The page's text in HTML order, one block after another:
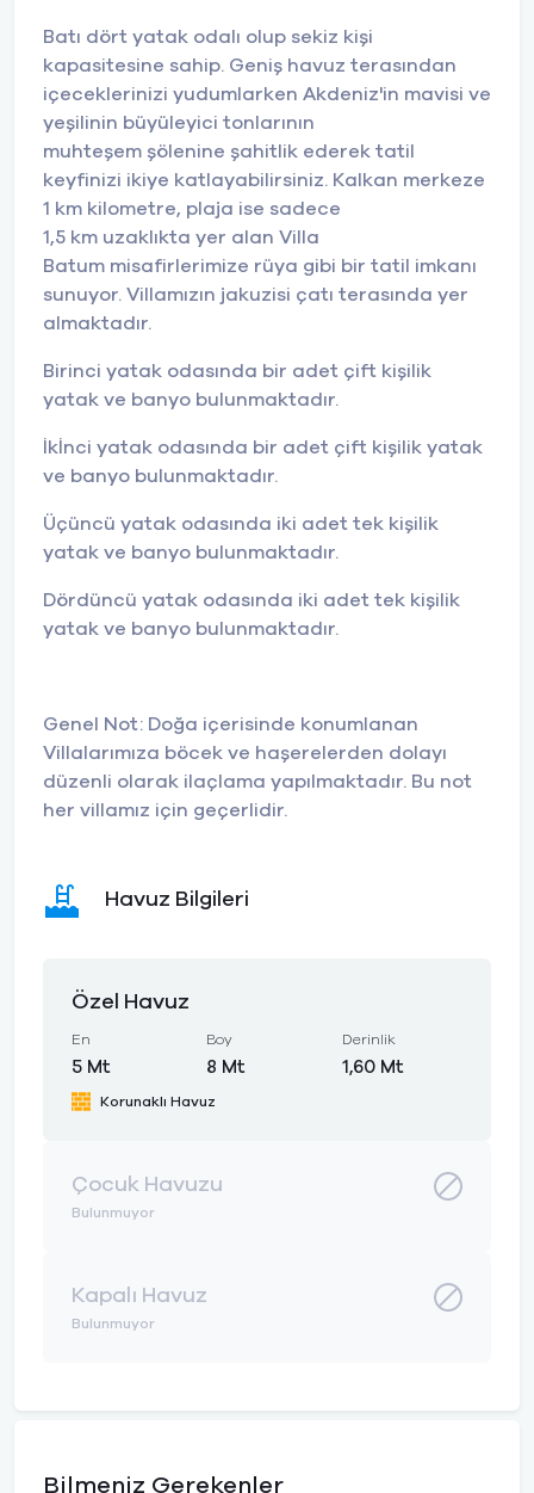
Batı dört yatak odalı olup sekiz kişi
kapasitesine sahip. Geniş havuz terasından
içeceklerinizi yudumlarken Akdeniz'in mavisi ve
yeşilinin büyüleyici tonlarının
muhteşem şölenine şahitlik ederek tatil
keyfinizi ikiye katlayabilirsiniz. Kalkan merkeze
1 km kilometre, plaja ise sadece
1,5 km uzaklıkta yer alan Villa
Batum misafirlerimize rüya gibi bir tatil imkanı
sunuyor. Villamızın jakuzisi çatı terasında yer
almaktadır.
Birinci yatak odasında bir adet çift kişilik
yatak ve banyo bulunmaktadır.
İkİnci yatak odasında bir adet çift kişilik yatak
ve banyo bulunmaktadır.
Üçüncü yatak odasında iki adet tek kişilik
yatak ve banyo bulunmaktadır.
Dördüncü yatak odasında iki adet tek kişilik
yatak ve banyo bulunmaktadır.
Genel Not: Doğa içerisinde konumlanan
Villalarımıza böcek ve haşerelerden dolayı
düzenli olarak ilaçlama yapılmaktadır. Bu not
her villamız için geçerlidir.
Havuz Bilgileri
Özel Havuz
En
5 Mt
Boy
8 Mt
Derinlik
1,60 Mt
Korunaklı Havuz
Çocuk Havuzu
Bulunmuyor
Kapalı Havuz
Bulunmuyor
Bilmeniz Gerekenler